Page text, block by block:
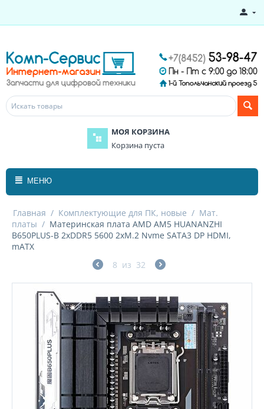
МОЯ КОРЗИНА
Корзина пуста
МЕНЮ
Главная / Комплектующие для ПК, новые / Мат.
платы / Материнская плата AMD AM5 HUANANZHI
B650PLUS-B 2xDDR5 5600 2хM.2 Nvme SATA3 DP HDMI,
mАТХ
8 из 32